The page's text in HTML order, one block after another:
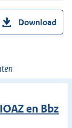
Download
en Bbz